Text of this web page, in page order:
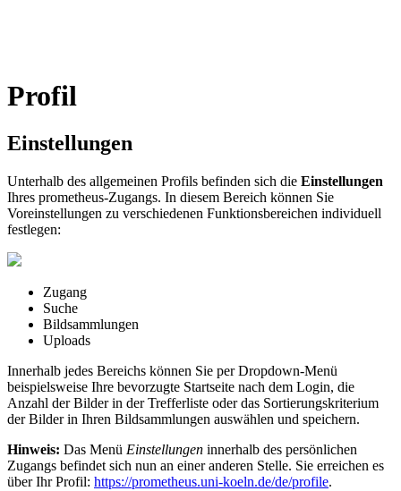
Profil
Einstellungen
Unterhalb des allgemeinen Profils befinden sich die Einstellungen
Ihres prometheus-Zugangs. In diesem Bereich können Sie
Voreinstellungen zu verschiedenen Funktionsbereichen individuell
festlegen:
Zugang
Suche
Bildsammlungen
Uploads
Innerhalb jedes Bereichs können Sie per Dropdown-Menü
beispielsweise Ihre bevorzugte Startseite nach dem Login, die
Anzahl der Bilder in der Trefferliste oder das Sortierungskriterium
der Bilder in Ihren Bildsammlungen auswählen und speichern.
Hinweis: Das Menü Einstellungen innerhalb des persönlichen
Zugangs befindet sich nun an einer anderen Stelle. Sie erreichen es
über Ihr Profil: https://prometheus.uni-koeln.de/de/profile.